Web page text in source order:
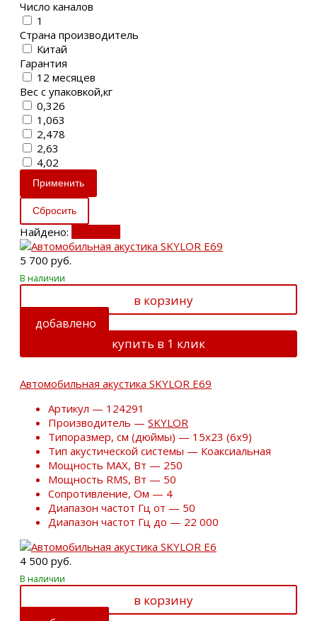
Число каналов
1
Страна производитель
Китай
Гарантия
12 месяцев
Вес с упаковкой,кг
0,326
1,063
2,478
2,63
4,02
Найдено:
5 700 руб.
В наличии
в корзину
добавлено
купить в 1 клик
Автомобильная акустика SKYLOR E69
Артикул — 124291
Производитель — SKYLOR
Типоразмер, см (дюймы) — 15х23 (6х9)
Тип акустической системы — Коаксиальная
Мощность MAX, Вт — 250
Мощность RMS, Вт — 50
Сопротивление, Ом — 4
Диапазон частот Гц от — 50
Диапазон частот Гц до — 22 000
4 500 руб.
В наличии
в корзину